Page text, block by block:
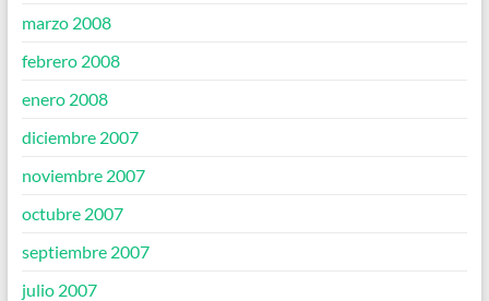
marzo 2008
febrero 2008
enero 2008
diciembre 2007
noviembre 2007
octubre 2007
septiembre 2007
julio 2007